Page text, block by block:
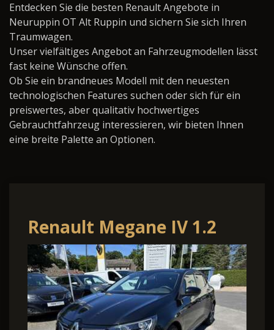
Entdecken Sie die besten Renault Angebote in
Neuruppin OT Alt Ruppin und sichern Sie sich Ihren
Traumwagen.
Unser vielfältiges Angebot an Fahrzeugmodellen lässt
fast keine Wünsche offen.
Ob Sie ein brandneues Modell mit den neuesten
technologischen Features suchen oder sich für ein
preiswertes, aber qualitativ hochwertiges
Gebrauchtfahrzeug interessieren, wir bieten Ihnen
eine breite Palette an Optionen.
Renault Megane IV 1.2
TCe 130 BOSE-Edition